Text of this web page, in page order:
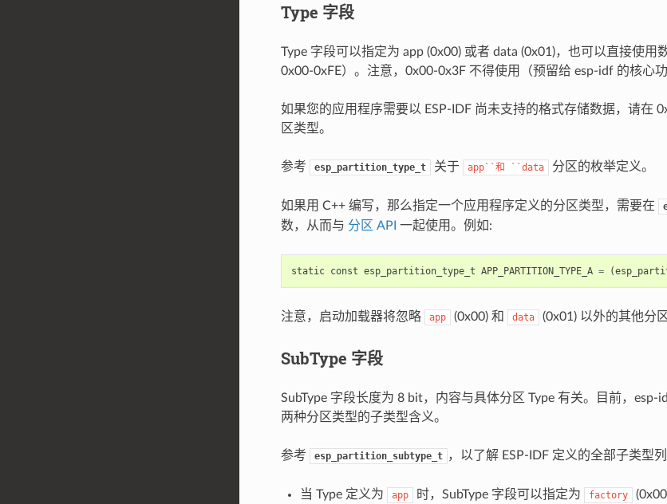
Type 字段
Type 字段可以指定为 app (0x00) 或者 data (0x01)，也可以直接使用
0x00-0xFE）。注意，0x00-0x3F 不得使用（预留给 esp-idf 的核心功
如果您的应用程序需要以 ESP-IDF 尚未支持的格式存储数据，请在
区类型。
参考 esp_partition_type_t 关于 app``和 ``data 分区的枚举定义。
如果用 C++ 编写，那么指定一个应用程序定义的分区类型，需要在
数，从而与 分区 API 一起使用。例如:
static const esp_partition_type_t APP_PARTITION_TYPE_A = (
注意，启动加载器将忽略 app (0x00) 和 data (0x01) 以外的其他分
SubType 字段
SubType 字段长度为 8 bit，内容与具体分区 Type 有关。目前，esp-
两种分区类型的子类型含义。
参考 esp_partition_subtype_t ，以了解 ESP-IDF 定义的全部子类型列
当 Type 定义为 app 时，SubType 字段可以指定为 factory